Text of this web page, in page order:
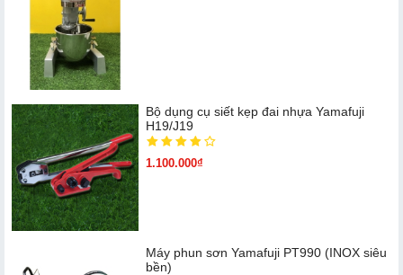
Bộ dụng cụ siết kẹp đai nhựa Yamafuji
H19/J19
1.100.000₫
Máy phun sơn Yamafuji PT990 (INOX siêu
bền)